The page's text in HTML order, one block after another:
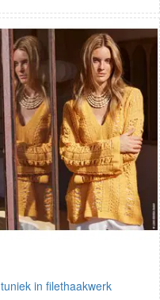
tuniek in filethaakwerk